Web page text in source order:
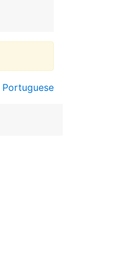
Portuguese